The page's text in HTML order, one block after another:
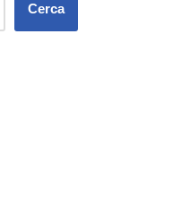
Cerca